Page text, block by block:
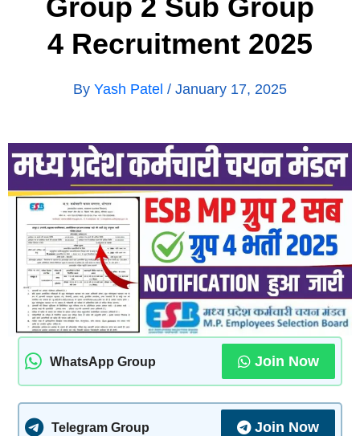
4 Recruitment 2025
By Yash Patel / January 17, 2025
WhatsApp Group Join Now
Telegram Group Join Now